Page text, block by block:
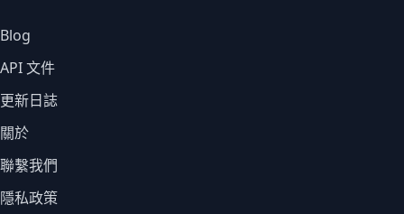
Blog
API 文件
更新日誌
關於
聯繫我們
隱私政策